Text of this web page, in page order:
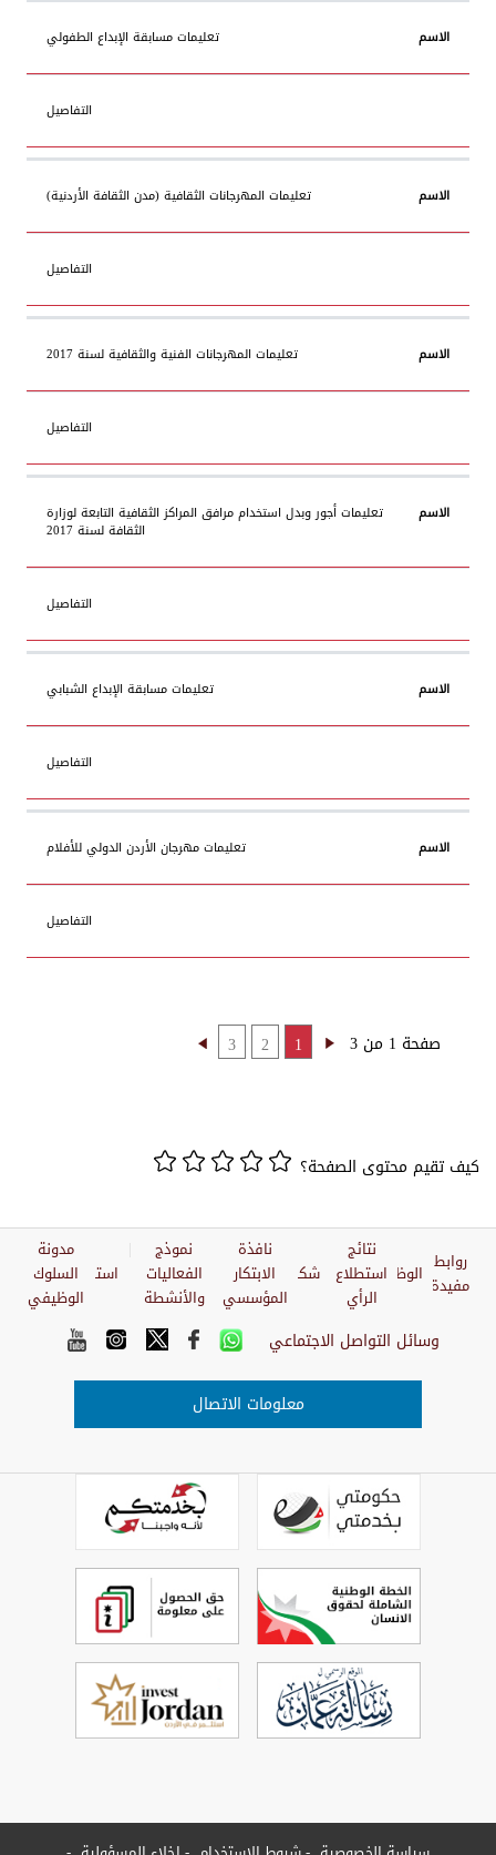
تعليمات مسابقة الإبداع الطفولي
التفاصيل
تعليمات المهرجانات الثقافية (مدن الثقافة الأردنية)
التفاصيل
تعليمات المهرجانات الفنية والثقافية لسنة 2017
التفاصيل
تعليمات أجور وبدل استخدام مرافق المراكز الثقافية التابعة لوزارة
الثقافة لسنة 2017
التفاصيل
تعليمات مسابقة الإبداع الشبابي
التفاصيل
تعليمات مهرجان الأردن الدولي للأفلام
التفاصيل
صفحة 1 من 3 1
2
3
كيف تقيم محتوى الصفحة؟
روابط
مفيدة الوظائف
نتائج
استطلاع
الرأي
شكاوي
نافذة
الابتكار
المؤسسي
نموذج
الفعاليات
والأنشطة
استبيان
مدونة
السلوك
الوظيفي
وسائل التواصل الاجتماعي
معلومات الاتصال